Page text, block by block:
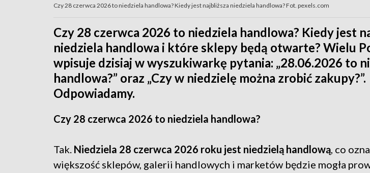
Czy 28 czerwca 2026 to niedziela handlowa? Kiedy jest najbliższa niedziela handlowa? Fot. pexels.com
Czy 28 czerwca 2026 to niedziela handlowa? Kiedy jest
niedziela handlowa i które sklepy będą otwarte? Wielu
wpisuje dzisiaj w wyszukiwarkę pytania: „28.06.2026 to
handlowa?” oraz „Czy w niedzielę można zrobić zakupy?”.
Odpowiadamy.
Czy 28 czerwca 2026 to niedziela handlowa?
Tak. Niedziela 28 czerwca 2026 roku jest niedzielą handlową, co
większość sklepów, galerii handlowych i marketów będzie mogła